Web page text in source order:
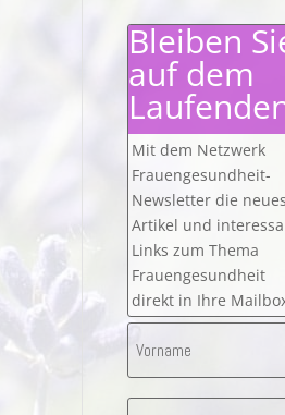
Bleiben
auf dem
Mit dem Netzwerk
Frauengesundheit-
Newsletter die
Artikel und
Links zum Thema
Frauengesundheit
direkt in Ihre